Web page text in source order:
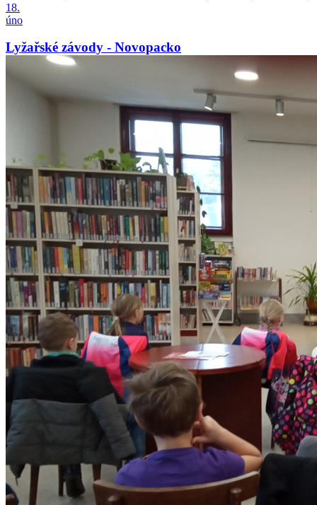
18.
úno
Lyžařské závody - Novopacko